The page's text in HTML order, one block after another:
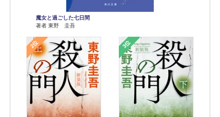
魔女と過ごした七日間
著者 東野 圭吾
2位 3位